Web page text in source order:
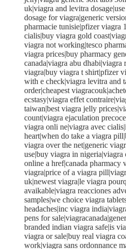
uk|viagra and levitra
dosage for viagra|generic
pharmacie tunisie|pfizer viagra
cialis|buy viagra gold
viagra not working|tesco
viagra prices|buy pharmacy
canada|viagra abu dhabi|viagra
viagra|buy viagra t shirt|pfizer
with e check|viagra levitra and
order|cheapest
ecstasy|viagra effet
taiwan|best viagra jelly
count|viagra ejaculation
viagra onli ne|viagra avec
heart|when do take a viagra
viagra over the net|generic
use|buy viagra in nigeria|viagra
online a href|canada pharmacy
viagra|price of a viagra
uk|newest viagra|le viagra
avaikable|viagra reacciones
samples|we choice viagra
headaches|inc viagra
pens for
branded indian viagra safe|is
viagra or sale|buy real viagra
work|viagra sans ordonnance